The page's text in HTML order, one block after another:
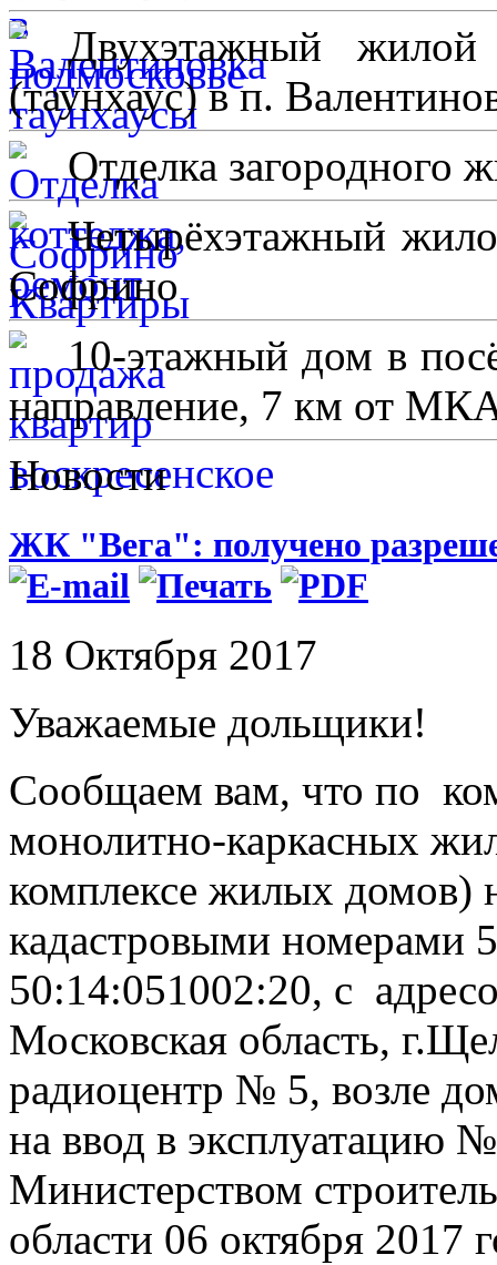
Двухэтажный
(таунхаус) в п.
Отделка загородного
Четырёхэтажный
Софрино
10-этажный дом в
направление, 7 км от
Новости
ЖК "Вега": получено
18 Октября 2017
Уважаемые дольщики!
Сообщаем вам, что по
монолитно-каркасных
комплексе жилых домов)
кадастровыми номерами
50:14:051002:20, с
Московская область,
радиоцентр № 5, возле
на ввод в эксплуатацию
Министерством
области 06 октября 2017